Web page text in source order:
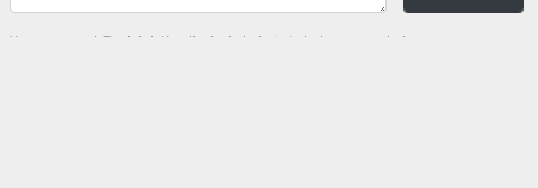
Yorum yazarak Topluluk Kuralları’nı kabul etmiş bulunuyor ve haberunye.com